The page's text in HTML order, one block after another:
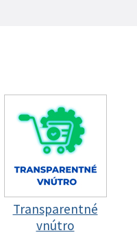
Transparentné
vnútro